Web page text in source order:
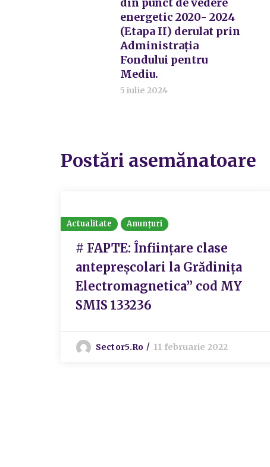
energetic 2020- 2024
(Etapa II) derulat prin
Administrația
Fondului pentru
Mediu.
5 iulie 2024
Postări asemănatoare
Actualitate Anunțuri
# FAPTE: Înființare clase
antepreșcolari la Grădinița
Electromagnetica” cod MY
SMIS 133236
Sector5.ro 11 februarie 2022